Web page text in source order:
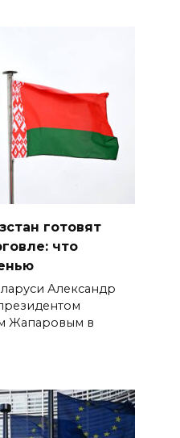
готовят
что
Александр
Жапаровым в